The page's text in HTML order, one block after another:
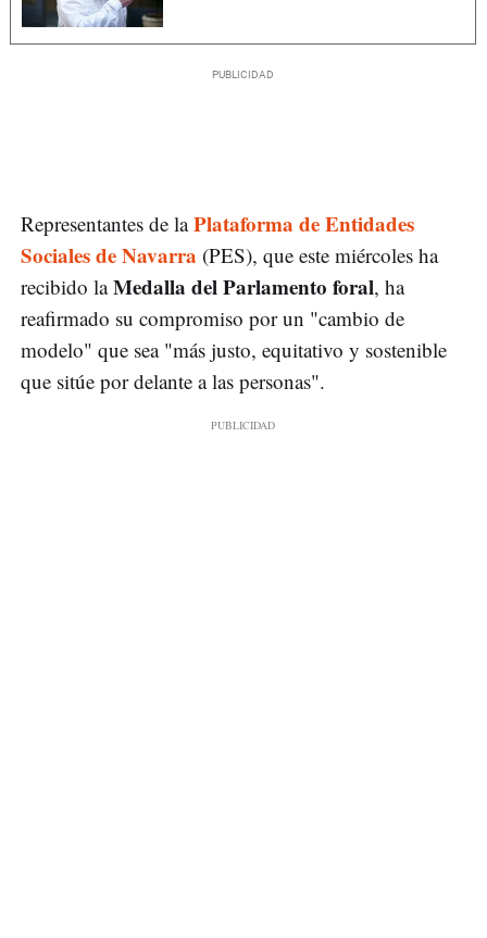
Representantes de laPlataforma de Entidades
Sociales de Navarra (PES), que este miércoles ha
recibido laMedalla del Parlamento foral, ha
reafirmado su compromiso por un "cambio de
modelo" que sea "más justo, equitativo y sostenible
que sitúe por delante a las personas".